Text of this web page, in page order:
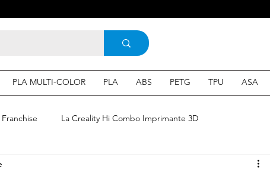
PLA MULTI-COLOR PLA ABS PETG TPU ASA
La Creality Hi Combo Imprimante 3D
3D